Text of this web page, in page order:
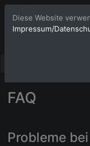
FAQ
Probleme
Diese Website
Impressum/